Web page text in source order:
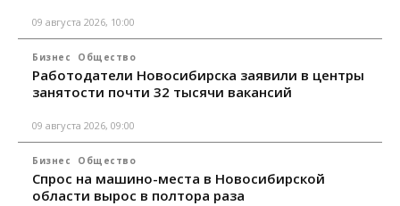
09 августа 2026, 10:00
Бизнес Общество
Работодатели Новосибирска заявили в центры
занятости почти 32 тысячи вакансий
09 августа 2026, 09:00
Бизнес Общество
Спрос на машино-места в Новосибирской
области вырос в полтора раза